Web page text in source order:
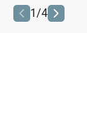
1/4